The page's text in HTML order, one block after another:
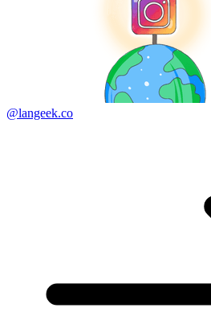
@langeek.co